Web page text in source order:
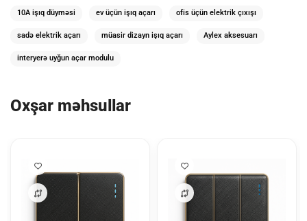
10A işıq düyməsi ev üçün işıq açarı ofis üçün elektrik çıxışı
sadə elektrik açarı müasir dizayn işıq açarı Aylex aksesuarı
interyerə uyğun açar modulu
Oxşar məhsullar